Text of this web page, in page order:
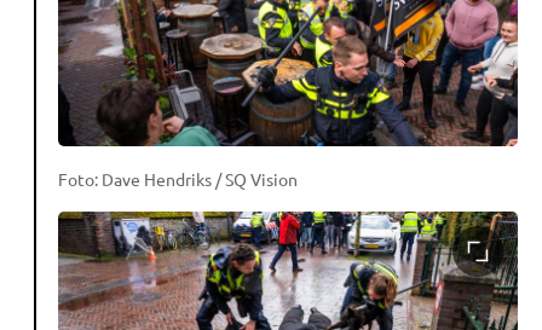
Foto: Dave Hendriks / SQ Vision